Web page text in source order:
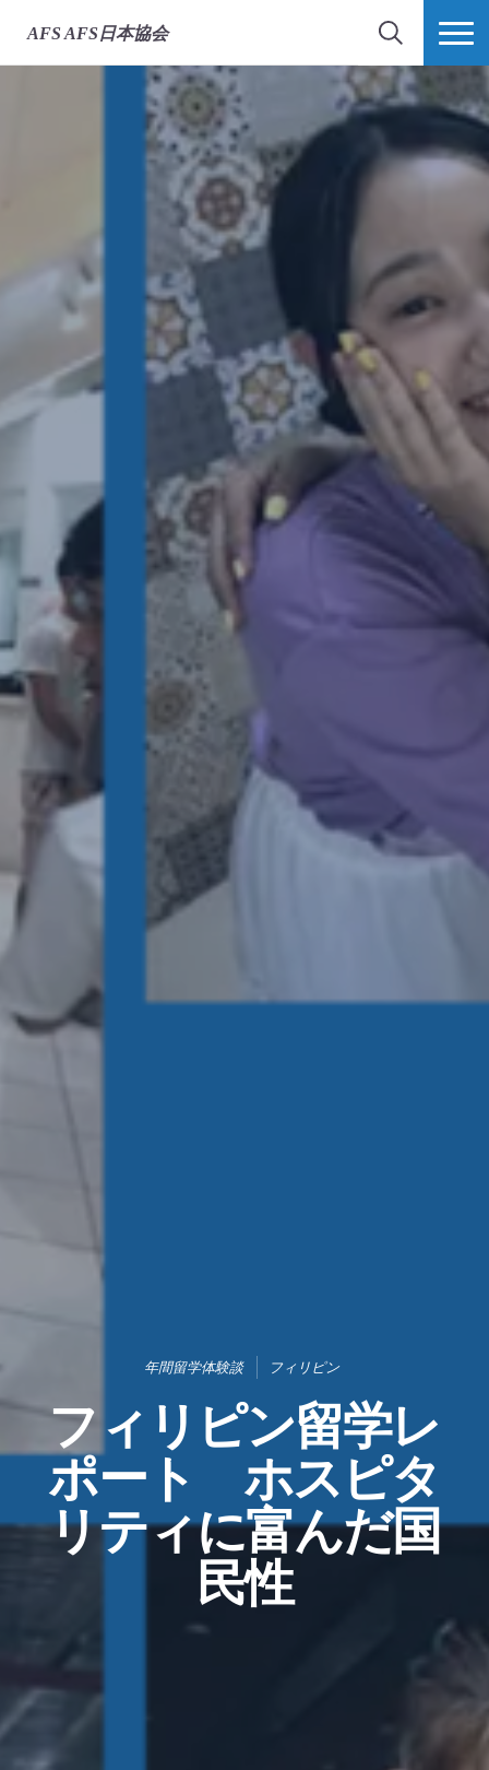
AFS AFS日本協会
検索 MORE
年間留学体験談 フィリピン
フィリピン留学レ
ポート ホスピタ
リティに富んだ国
民性